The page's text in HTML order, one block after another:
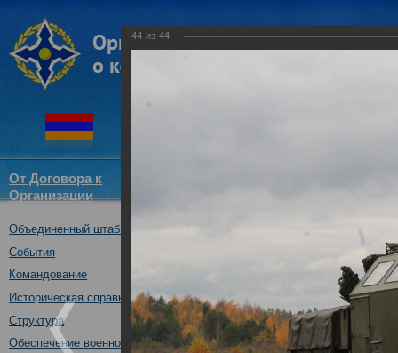
От Договора к
Организации
Объединенный штаб ОДКБ
События
Командование
Историческая справка
Структура
Обеспечение военной безопасности
средствами
государств – членов
Нижегородская обл.,
08.10.2019
44 из 44